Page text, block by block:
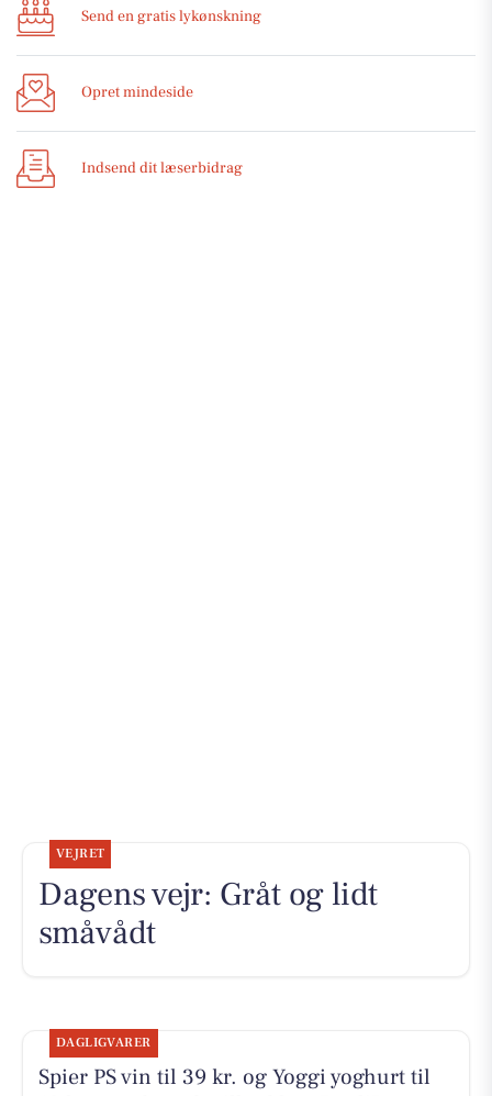
Send en gratis lykønskning
Opret mindeside
Indsend dit læserbidrag
VEJRET
Dagens vejr: Gråt og lidt
småvådt
DAGLIGVARER
Spier PS vin til 39 kr. og Yoggi yoghurt til